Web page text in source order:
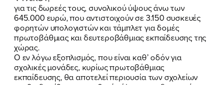
ΕΚΔΗΛΩΣΕΙΣ
ΝΕΑ
ΕΛΑ ΚΙ ΕΣΥ
για τις δωρεές τους, συνολικού ύψους άνω των
645.000 ευρώ, που αντιστοιχούν σε 3.150 συσκευές
φορητών υπολογιστών και τάμπλετ για δομές
πρωτοβάθμιας και δευτεροβάθμιας εκπαίδευσης της
χώρας.
Ο εν λόγω εξοπλισμός, που είναι καθ’ οδόν για
σχολικές μονάδες, κυρίως πρωτοβάθμιας
εκπαίδευσης, θα αποτελεί περιουσία των σχολείων